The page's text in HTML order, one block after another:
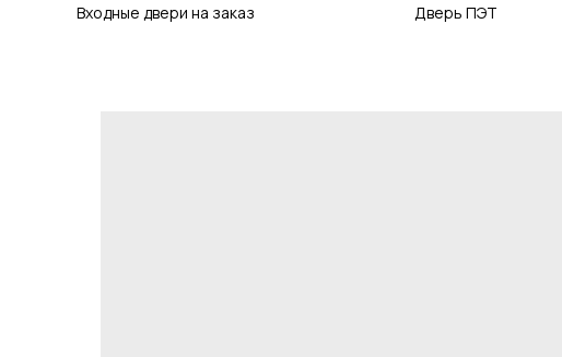
Входные двери на заказ Дверь ПЭТ